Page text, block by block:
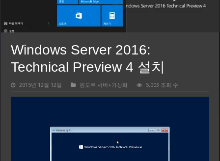
Windows Server 2016:
Technical Preview 4 설치
2015년 12월 12일 윈도우 서버+가상화 5,003 조회 수